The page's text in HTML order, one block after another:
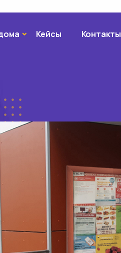
Жилые дома
Кейсы Контакты